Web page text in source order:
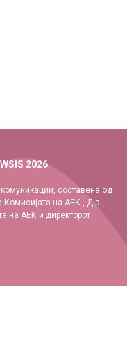
на AI for Good
денес да се сретнам со
Global Summit и WSIS+20
дискусија за